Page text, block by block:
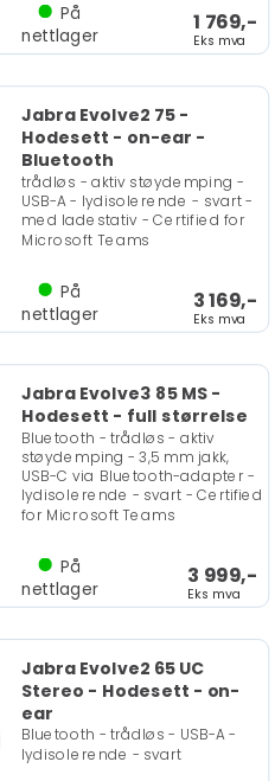
1 769,-
Eks mva
På
nettlager
Jabra Evolve2 75 -
Hodesett - on-ear -
Bluetooth
trådløs - aktiv støydemping -
USB-A - lydisolerende - svart -
med ladestativ - Certified for
Microsoft Teams
3 169,-
Eks mva
På
nettlager
Jabra Evolve3 85 MS -
Hodesett - full størrelse
Bluetooth - trådløs - aktiv
støydemping - 3,5 mm jakk,
USB-C via Bluetooth-adapter -
lydisolerende - svart - Certified
for Microsoft Teams
3 999,-
Eks mva
På
nettlager
Jabra Evolve2 65 UC
Stereo - Hodesett - on-
ear
Bluetooth - trådløs - USB-A -
lydisolerende - svart